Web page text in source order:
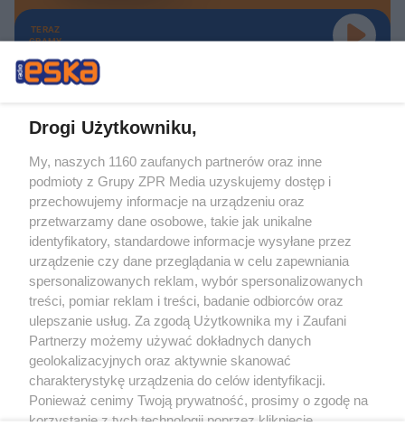
TERAZ
GRAMY
Żaden utwór zamieszczony w serwisie nie może być powielany i
rozpowszechniany lub dalej rozpowszechniany w jakikolwiek sposób (w
tym także elektroniczny lub mechaniczny) na jakimkolwiek polu
eksploatacji w jakiejkolwiek formie, włącznie z umieszczaniem w Internecie
bez pisemnej zgody właściciela praw. Jakiekolwiek użycie lub
wykorzystanie utworów w całości lub w części z naruszeniem prawa, tzn.
bez właściwej zgody, jest zabronione pod groźbą kary i może być ścigane
prawnie.
O nas
Drogi Użytkowniku,
My, naszych 1160 zaufanych partnerów oraz inne
podmioty z Grupy ZPR Media uzyskujemy dostęp i
przechowujemy informacje na urządzeniu oraz
przetwarzamy dane osobowe, takie jak unikalne
identyfikatory, standardowe informacje wysyłane przez
urządzenie czy dane przeglądania w celu zapewniania
spersonalizowanych reklam, wybór spersonalizowanych
treści, pomiar reklam i treści, badanie odbiorców oraz
ulepszanie usług. Za zgodą Użytkownika my i Zaufani
Partnerzy możemy używać dokładnych danych
geolokalizacyjnych oraz aktywnie skanować
charakterystykę urządzenia do celów identyfikacji.
Ponieważ cenimy Twoją prywatność, prosimy o zgodę na
korzystanie z tych technologii poprzez kliknięcie